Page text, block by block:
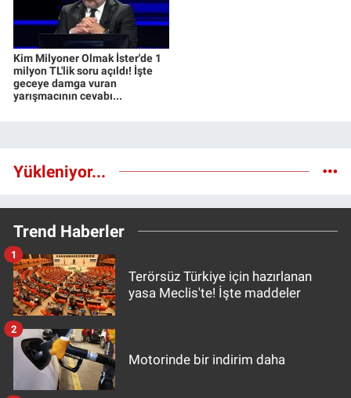
Kim Milyoner Olmak İster'de 1
milyon TL'lik soru açıldı! İşte
geceye damga vuran
yarışmacının cevabı...
Yükleniyor...
Trend Haberler
Terörsüz Türkiye için hazırlanan
yasa Meclis'te! İşte maddeler
1
Motorinde bir indirim daha
2